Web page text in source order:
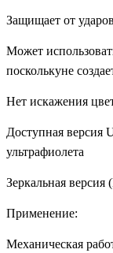
Защищает от
Может
посколькуне
Нет искажения
Доступная версия
ультрафиолета
Зеркальная версия
Применение:
Механическая